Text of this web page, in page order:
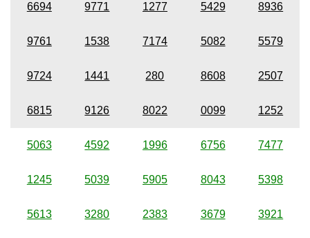
6694 9771 1277 5429 8936
9761 1538 7174 5082 5579
9724 1441 280 8608 2507
6815 9126 8022 0099 1252
5063 4592 1996 6756 7477
1245 5039 5905 8043 5398
5613 3280 2383 3679 3921